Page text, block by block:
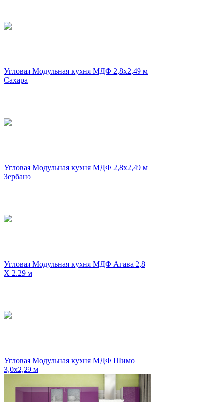
Угловая Модульная кухня МДФ 2,8х2,49 м
Сахара
Угловая Модульная кухня МДФ 2,8х2,49 м
Зербано
Угловая Модульная кухня МДФ Агава 2,8
X 2.29 м
Угловая Модульная кухня МДФ Шимо
3,0х2,29 м